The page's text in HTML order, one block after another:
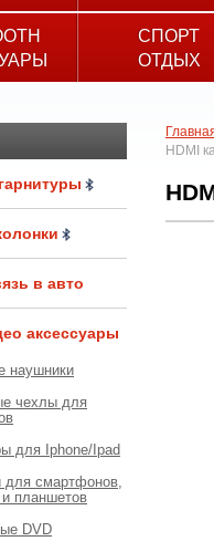
СПОРТ
ОТДЫХ
в авто
аксессуары
наушники
чехлы для
для Iphone/Ipad
для смартфонов,
и планшетов
DVD
HDMI